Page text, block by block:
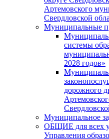
Артемовского
Свердловской
Муниципальные
системы
2028 годов»
дорожного
Муниципальное
ОБЩИЕ для всех
Управления